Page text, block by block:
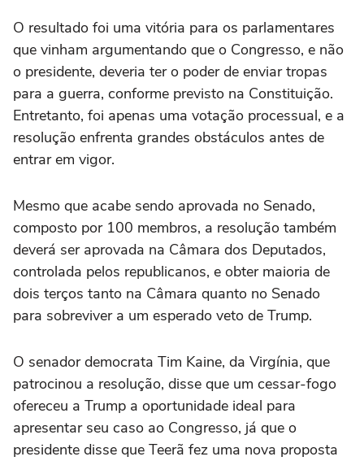
O resultado foi uma vitória para os parlamentares
que ‌vinham argumentando que o Congresso, e não
o presidente, deveria ter o poder de enviar tropas
para a guerra, conforme previsto na Constituição.
Entretanto, foi apenas uma votação processual, e a
resolução enfrenta grandes obstáculos ‌antes de
entrar em vigor.
Mesmo que acabe sendo aprovada no Senado,
‌composto por 100 membros, a resolução também
deverá ser aprovada na Câmara dos Deputados,
controlada pelos republicanos, ⁠e obter maioria de
dois terços tanto na Câmara quanto no Senado
para sobreviver a um esperado veto de Trump.
O senador democrata Tim Kaine, da Virgínia, que
patrocinou a resolução, disse que um cessar-fogo
ofereceu a Trump a oportunidade ideal para
apresentar seu caso ao Congresso, já que o
presidente disse que Teerã fez uma nova proposta